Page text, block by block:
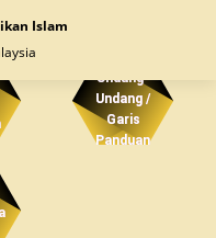
Islam
Undang-
Undang /
Garis
Panduan